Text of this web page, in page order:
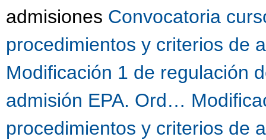
admisiones Convocatoria
procedimientos y criterios de
Modificación 1 de regulación
admisión EPA. Ord…
procedimientos y criterios de